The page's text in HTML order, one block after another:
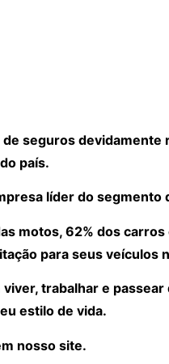
de seguros
país.
líder do
motos, 62% dos
para seus veículos
trabalhar e
estilo de vida.
nosso site.